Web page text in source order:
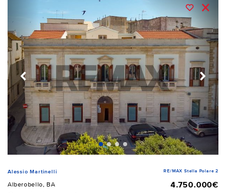
Alessio Martinelli RE/MAX Stella Polare 2
Alberobello, BA
4.750.000€